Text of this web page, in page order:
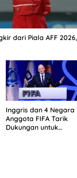
dari Piala AFF 2026,
Inggris dan 4 Negara
Anggota FIFA Tarik
Dukungan untuk